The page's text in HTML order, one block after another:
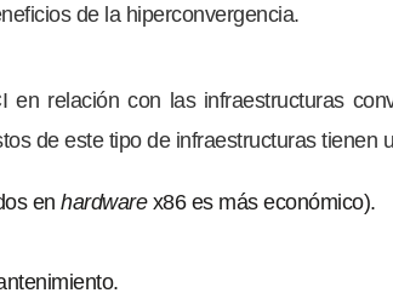
de la hiperconvergencia.
relación con las infraestructuras
de este tipo de infraestructuras tienen
enhardwarex86 es más económico).